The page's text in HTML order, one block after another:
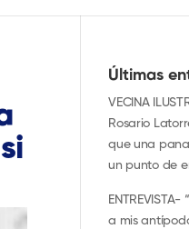
Últimas
VECINA
Rosario
que una
un punto de
a mis